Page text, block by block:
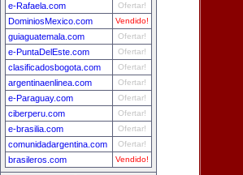
e-Rafaela.com Ofertar!
DominiosMexico.com Vendido!
guiaguatemala.com Ofertar!
e-PuntaDelEste.com Ofertar!
clasificadosbogota.com Ofertar!
argentinaenlinea.com Ofertar!
e-Paraguay.com Ofertar!
ciberperu.com Ofertar!
e-brasilia.com Ofertar!
comunidadargentina.com Ofertar!
brasileros.com Vendido!